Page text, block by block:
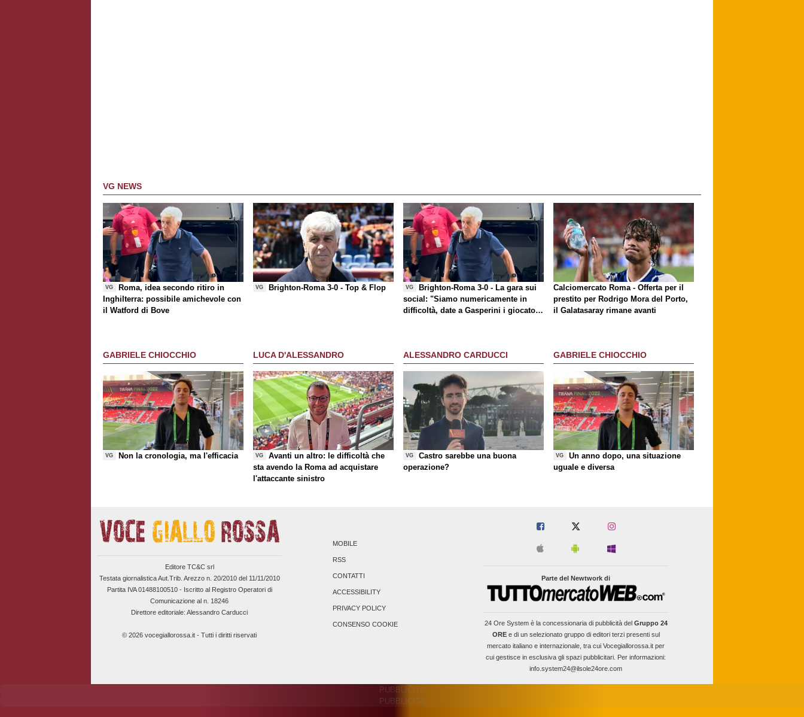
VG NEWS
VG
Roma, idea secondo ritiro in
Inghilterra: possibile amichevole con
il Watford di Bove
VG Brighton-Roma 3-0 -Top & Flop VG
Brighton-Roma 3-0 - La gara sui
social: "Siamo numericamente in
difficoltà, date a Gasperini i giocatori
Calciomercato Roma - Offerta per il
prestito per Rodrigo Mora del Porto,
il Galatasaray rimane avanti
GABRIELE CHIOCCHIO
VG Non la cronologia, ma l'efficacia
LUCA D'ALESSANDRO
VG
Avanti un altro: le difficoltà che
sta avendo la Roma ad acquistare
l'attaccante sinistro
ALESSANDRO CARDUCCI
VG
Castro sarebbe una buona
operazione?
GABRIELE CHIOCCHIO
VG
Un anno dopo, una situazione
uguale e diversa
Editore TC&C srl
Testata giornalistica Aut.Trib. Arezzo n. 20/2010 del 11/11/2010
Partita IVA 01488100510 - Iscritto al Registro Operatori di
Comunicazione al n. 18246
Direttore editoriale: Alessandro Carducci
© 2026 vocegiallorossa.it - Tutti i diritti riservati
MOBILE
RSS
CONTATTI
ACCESSIBILITY
PRIVACY POLICY
CONSENSO COOKIE
Parte del Newtwork di
24 Ore Systemè la concessionaria di pubblicità del Gruppo 24
OREe di un selezionato gruppo di editori terzi presenti sul
mercato italiano e internazionale, tra cui Vocegiallorossa.it per
cui gestisce in esclusiva gli spazi pubblicitari. Per informazioni:
info.system24@ilsole24ore.com